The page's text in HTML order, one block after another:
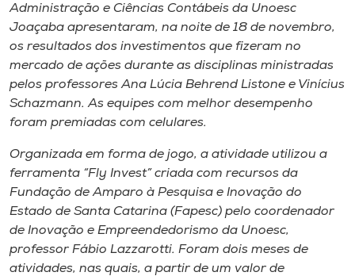
Rádio
Museu
Unoesc
Selecione
o idioma
Administração e Ciências Contábeis da Unoesc
Joaçaba apresentaram, na noite de 18 de novembro,
os resultados dos investimentos que fizeram no
mercado de ações durante as disciplinas ministradas
pelos professores Ana Lúcia Behrend Listone e Vinícius
Schazmann. As equipes com melhor desempenho
foram premiadas com celulares.
Organizada em forma de jogo, a atividade utilizou a
ferramenta “Fly Invest” criada com recursos da
Fundação de Amparo à Pesquisa e Inovação do
Estado de Santa Catarina (Fapesc) pelo coordenador
de Inovação e Empreendedorismo da Unoesc,
professor Fábio Lazzarotti. Foram dois meses de
atividades, nas quais, a partir de um valor de